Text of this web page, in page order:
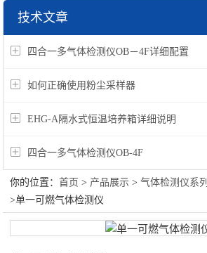
气体检测仪系列
技术文章
四合一多气体检测仪OB－4F详细配置
如何正确使用粉尘采样器
EHG-A隔水式恒温培养箱详细说明
四合一多气体检测仪OB-4F
你的位置：首页 > 产品展示 >气体检测仪系列
>单一可燃气体检测仪